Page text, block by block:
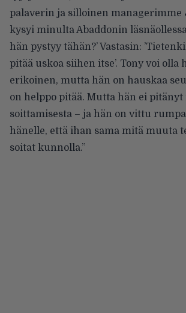
palaverin ja silloinen managerimme
kysyi minulta Abaddonin
hän pystyy tähän?’ Vastasin:
pitää uskoa siihen itse’. Tony voi olla
erikoinen, mutta hän on hauskaa
on helppo pitää. Mutta hän ei
soittamisesta – ja hän on vittu
hänelle, että ihan sama mitä muuta
soitat kunnolla.”